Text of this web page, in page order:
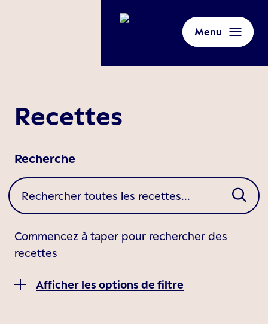
Menu
Recettes
Recherche
Commencez à taper pour rechercher des
recettes
Afficher les options de filtre